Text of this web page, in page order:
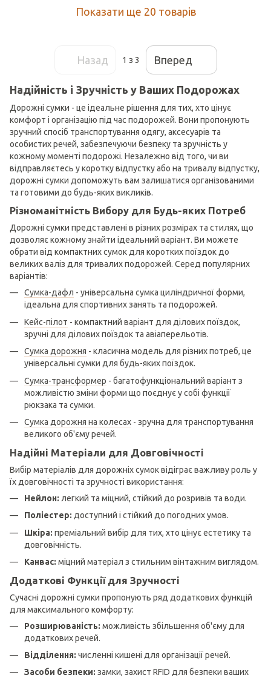
Показати ще 20 товарів
Назад 1 з 3 Вперед
Надійність і Зручність у Ваших Подорожах
Дорожні сумки - це ідеальне рішення для тих, хто цінує
комфорт і організацію під час подорожей. Вони пропонують
зручний спосіб транспортування одягу, аксесуарів та
особистих речей, забезпечуючи безпеку та зручність у
кожному моменті подорожі. Незалежно від того, чи ви
відправляєтесь у коротку відпустку або на тривалу відпустку,
дорожні сумки допоможуть вам залишатися організованими
та готовими до будь-яких викликів.
Різноманітність Вибору для Будь-яких Потреб
Дорожні сумки представлені в різних розмірах та стилях, що
дозволяє кожному знайти ідеальний варіант. Ви можете
обрати від компактних сумок для коротких поїздок до
великих валіз для тривалих подорожей. Серед популярних
варіантів:
Сумка-дафл - універсальна сумка циліндричної форми,
ідеальна для спортивних занять та подорожей.
Кейс-пілот - компактний варіант для ділових поїздок,
зручні для ділових поїздок та авіаперельотів.
Сумка дорожня - класична модель для різних потреб, це
універсальні сумки для будь-яких поїздок.
Сумка-трансформер - багатофункціональний варіант з
можливістю зміни форми що поєднує у собі функції
рюкзака та сумки.
Сумка дорожня на колесах - зручна для транспортування
великого об'єму речей.
Надійні Матеріали для Довговічності
Вибір матеріалів для дорожніх сумок відіграє важливу роль у
їх довговічності та зручності використання:
Нейлон: легкий та міцний, стійкий до розривів та води.
Поліестер: доступний і стійкий до погодних умов.
Шкіра: преміальний вибір для тих, хто цінує естетику та
довговічність.
Канвас: міцний матеріал з стильним вінтажним виглядом.
Додаткові Функції для Зручності
Сучасні дорожні сумки пропонують ряд додаткових функцій
для максимального комфорту:
Розширюваність: можливість збільшення об'єму для
додаткових речей.
Відділення: численні кишені для організації речей.
Засоби безпеки: замки, захист RFID для безпеки ваших